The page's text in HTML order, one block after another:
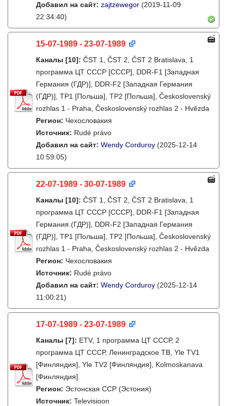
Добавил на сайт: zajtzewegor (2019-11-09
22:34:40)
15-07-1989 - 23-07-1989
Каналы [10]: ČST 1, ČST 2, ČST 2 Bratislava, 1
программа ЦТ СССР [СССР], DDR-F1 [Западная
Германия (ГДР)], DDR-F2 [Западная Германия
(ГДР)], TP1 [Польша], TP2 [Польша], Československý
rozhlas 1 - Praha, Československý rozhlas 2 - Hvězda
Регион: Чехословакия
Источник: Rudé právo
Добавил на сайт: Wendy Corduroy (2025-12-14
10:59:05)
22-07-1989 - 30-07-1989
Каналы [10]: ČST 1, ČST 2, ČST 2 Bratislava, 1
программа ЦТ СССР [СССР], DDR-F1 [Западная
Германия (ГДР)], DDR-F2 [Западная Германия
(ГДР)], TP1 [Польша], TP2 [Польша], Československý
rozhlas 1 - Praha, Československý rozhlas 2 - Hvězda
Регион: Чехословакия
Источник: Rudé právo
Добавил на сайт: Wendy Corduroy (2025-12-14
11:00:21)
17-07-1989 - 23-07-1989
Каналы [7]: ETV, 1 программа ЦТ СССР, 2
программа ЦТ СССР, Ленинградское ТВ, Yle TV1
[Финляндия], Yle TV2 [Финляндия], Kolmoskanava
[Финляндия]
Регион: Эстонская ССР (Эстония)
Источник: Televisioon